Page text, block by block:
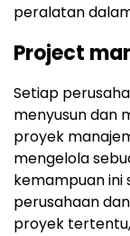
peralatan
Project
Setiap
menyusun dan
proyek
mengelola
kemampuan ini
perusahaan
proyek tertentu,